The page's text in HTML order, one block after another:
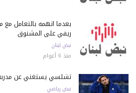
بعدما اتهمه بالتعامل مع
ريفي على المشنوق
نبض لبنان
منذ 6 أعوام
تشلسي يستغني عن
نبض رياضي